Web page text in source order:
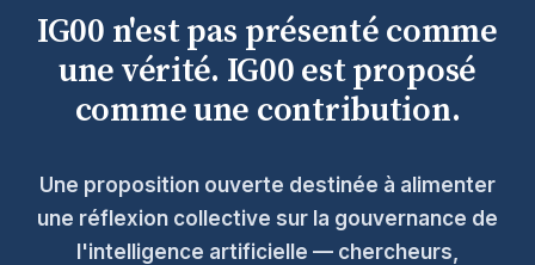
IG00 n'est pas présenté comme
une vérité. IG00 est proposé
comme une contribution.
Une proposition ouverte destinée à alimenter
une réflexion collective sur la gouvernance de
l'intelligence artificielle — chercheurs,